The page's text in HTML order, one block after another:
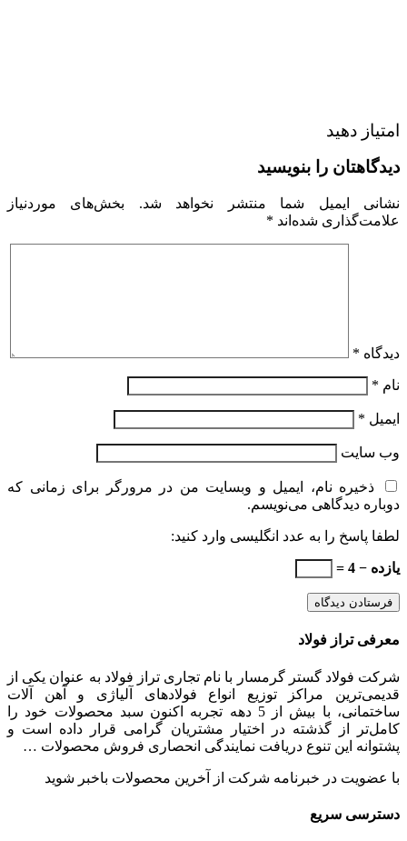
امتیاز دهید
دیدگاهتان را بنویسید
نشانی ایمیل شما منتشر نخواهد شد.
بخش‌های موردنیاز
علامت‌گذاری شده‌اند *
دیدگاه *
نام *
ایمیل *
وب‌ سایت
ذخیره نام، ایمیل و وبسایت من در مرورگر برای زمانی که
دوباره دیدگاهی می‌نویسم.
لطفا پاسخ را به عدد انگلیسی وارد کنید:
یازده − 4 =
معرفی تراز فولاد
شرکت فولاد گستر گرمسار با نام تجاری تراز فولاد به عنوان یکی از
قدیمی‌ترین مراکز توزیع انواع فولادهای آلیاژی و آهن آلات
ساختمانی، با بیش از 5 دهه تجربه اکنون سبد محصولات خود را
کامل‌تر از گذشته در اختیار مشتریان گرامی قرار داده است و
پشتوانه این تنوع دریافت نمایندگی انحصاری فروش محصولات …
با عضویت در خبرنامه شرکت از آخرین محصولات باخبر شوید
دسترسی سریع